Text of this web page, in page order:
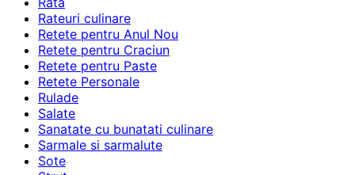
Rateuri culinare
Retete pentru Anul Nou
Retete pentru Craciun
Retete pentru Paste
Retete Personale
Rulade
Salate
Sanatate cu bunatati culinare
Sarmale si sarmalute
Sote